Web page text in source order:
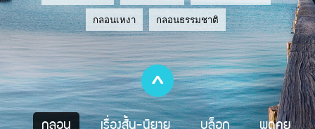
กลอนเหงา กลอนธรรมชาติ
กลอน เรื่องสั้น-นิยาย บล็อก พูดคุย